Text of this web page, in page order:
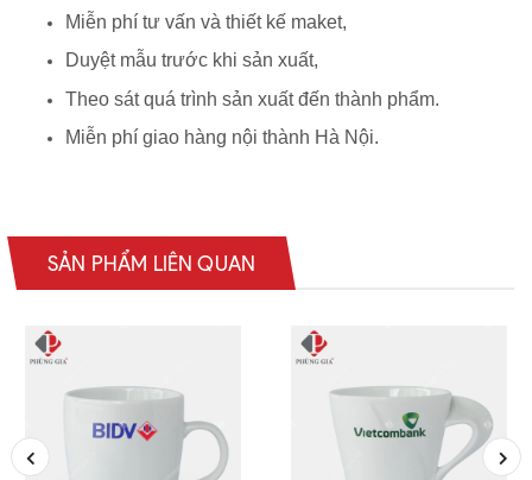
Miễn phí tư vấn và thiết kế maket,
Duyệt mẫu trước khi sản xuất,
Theo sát quá trình sản xuất đến thành phẩm.
Miễn phí giao hàng nội thành Hà Nội.
SẢN PHẨM LIÊN QUAN